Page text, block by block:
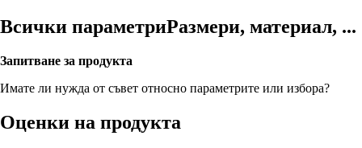
Всички параметриРазмери, материал, ...
Запитване за продукта
Имате ли нужда от съвет относно параметрите или избора?
Оценки на продукта